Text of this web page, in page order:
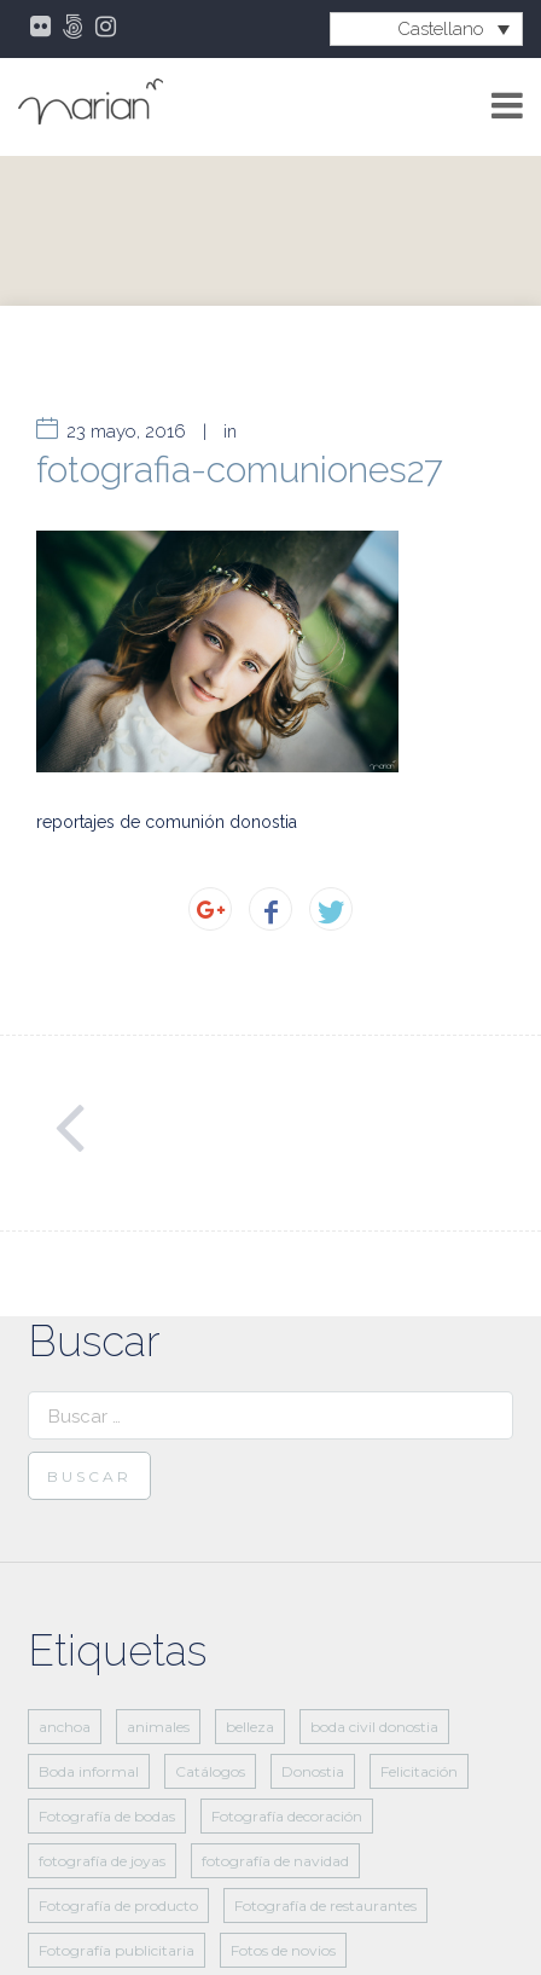
Castellano
23 mayo, 2016 | in
fotografia-comuniones27
reportajes de comunión donostia
Buscar
Buscar:
Etiquetas
anchoa animales belleza boda civil donostia
Boda informal Catálogos Donostia Felicitación
Fotografía de bodas Fotografía decoración
fotografía de joyas fotografía de navidad
Fotografía de producto Fotografía de restaurantes
Fotografía publicitaria Fotos de novios